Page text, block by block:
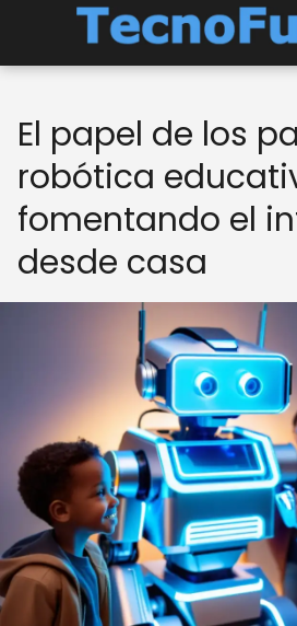
El papel de los
robótica
fomentando el
desde casa